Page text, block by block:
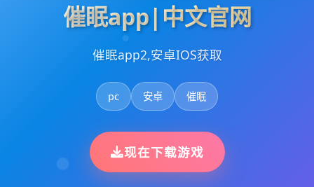
催眠app|中文官网
催眠app2,安卓IOS获取
pc 安卓 催眠
现在下载游戏